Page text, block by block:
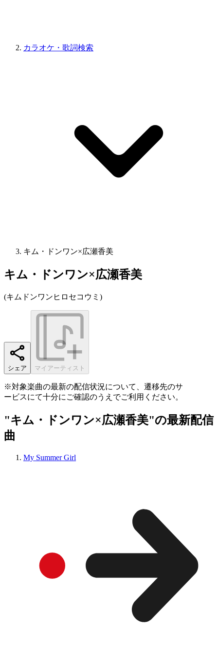
カラオケ・歌詞検索
キム・ドンワン×広瀬香美
キム・ドンワン×広瀬香美
(キムドンワンヒロセコウミ )
シェア マイアーティスト
※対象楽曲の最新の配信状況について、遷移先のサ
ービスにて十分にご確認のうえでご利用ください。
"キム・ドンワン×広瀬香美"の最新配信
曲
My Summer Girl